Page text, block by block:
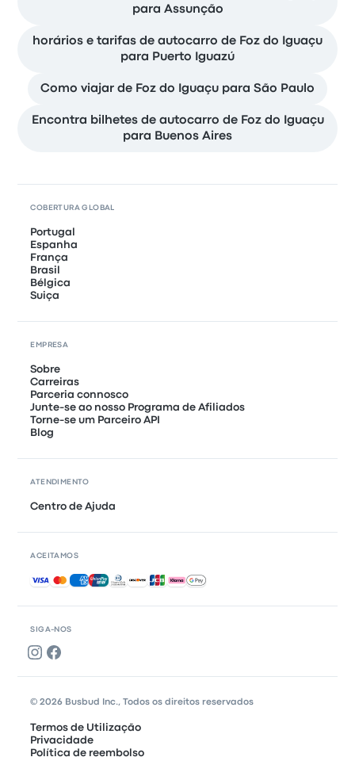
para Assunção
horários e tarifas de autocarro de Foz do Iguaçu
para Puerto Iguazú
Como viajar de Foz do Iguaçu para São Paulo
Encontra bilhetes de autocarro de Foz do Iguaçu
para Buenos Aires
SIGA-NOS
COBERTURA GLOBAL
Portugal
Espanha
França
Brasil
Bélgica
Suiça
EMPRESA
Sobre
Carreiras
Parceria connosco
Junte-se ao nosso Programa de Afiliados
Torne-se um Parceiro API
Blog
ATENDIMENTO
Centro de Ajuda
ACEITAMOS
Pagamentos aceites
© 2026 Busbud Inc., Todos os direitos reservados
Termos de Utilização
Privacidade
Política de reembolso